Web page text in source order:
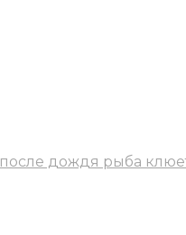
дождя рыба